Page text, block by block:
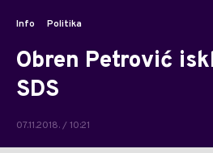
Info Politika
Obren Petrović
SDS
07.11.2018. / 10:21